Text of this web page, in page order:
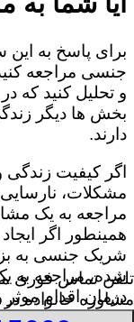
برای پاسخ به
جنسی مراجعه کنید
و تحلیل کنید که
بخش ها دیگر
دارند.
اگر کیفیت
مشکلات، نارسایی
مراجعه به یک
همینطور اگر
شریک جنسی به
شده، مراجعه
درمان اقدام
تلفن تماس فوری
مشاوره خانواده